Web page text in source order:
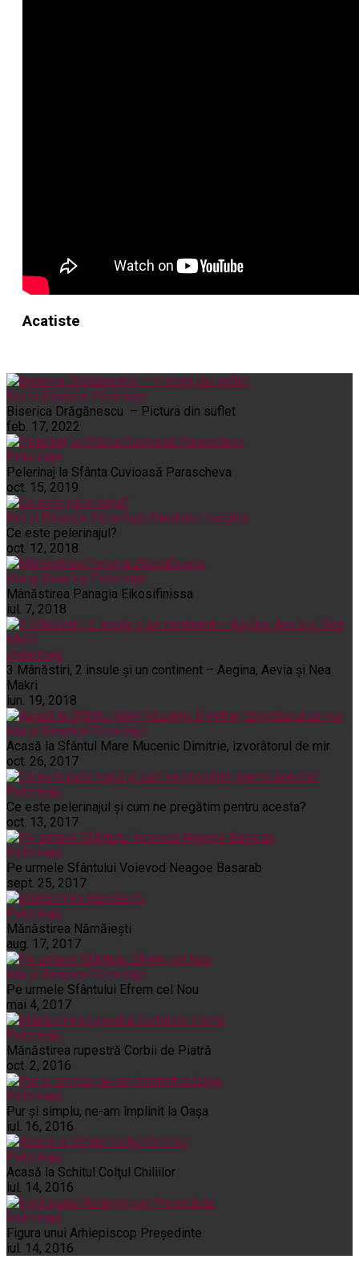
Acatiste
Noi și Biserica Pelerinaje
Biserica Drăgănescu – Pictura din suflet
feb. 17, 2022
Pelerinaje
Pelerinaj la Sfânta Cuvioasă Parascheva
oct. 15, 2019
Noi și Biserica Pelerinaje Rânduieli liturgice
Ce este pelerinajul?
oct. 12, 2018
Noi și Biserica Pelerinaje
Mânăstirea Panagia Eikosifinissa
iul. 7, 2018
Pelerinaje
3 Mânăstiri, 2 insule și un continent – Aegina, Aevia și Nea
Makri
iun. 19, 2018
Noi și Biserica Pelerinaje
Acasă la Sfântul Mare Mucenic Dimitrie, izvorâtorul de mir
oct. 26, 2017
Pelerinaje
Ce este pelerinajul şi cum ne pregătim pentru acesta?
oct. 13, 2017
Pelerinaje
Pe urmele Sfântului Voievod Neagoe Basarab
sept. 25, 2017
Pelerinaje
Mănăstirea Nămăiești
aug. 17, 2017
Noi și Biserica Pelerinaje
Pe urmele Sfântului Efrem cel Nou
mai 4, 2017
Pelerinaje
Mănăstirea rupestră Corbii de Piatră
oct. 2, 2016
Pelerinaje
Pur şi simplu, ne-am împlinit la Oaşa
iul. 16, 2016
Pelerinaje
Acasă la Schitul Colţul Chiliilor
iul. 14, 2016
Pelerinaje
Figura unui Arhiepiscop Preşedinte
iul. 14, 2016